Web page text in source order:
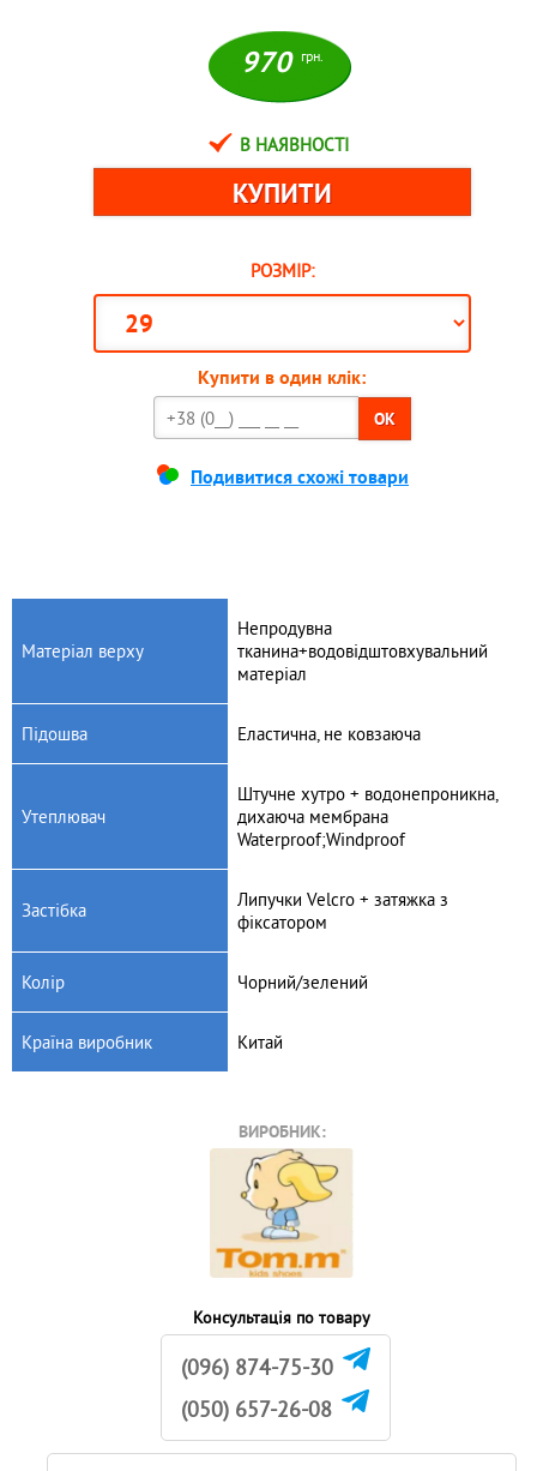
970 грн.
В НАЯВНОСТІ
РОЗМІР:
Купити в один клік:
OK
Подивитися схожі товари
Матеріал верху
Непродувна
тканина+водовідштовхувальний
матеріал
Підошва Еластична, не ковзаюча
Утеплювач
Штучне хутро + водонепроникна,
дихаюча мембрана
Waterproof;Windproof
Застібка
Липучки Velcro + затяжка з
фіксатором
Колір Чорний/зелений
Країна виробник Китай
ВИРОБНИК:
Консультація по товару
(096) 874-75-30
(050) 657-26-08